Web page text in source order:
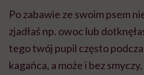
Po zabawie ze swoim psem
zjadłaś np. owoc lub
tego twój pupil często
kagańca, a może i bez